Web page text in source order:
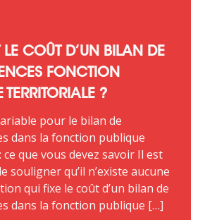
LE COÛT D’UN BILAN DE
FONCTION
TERRITORIALE ?
pour le bilan de
dans la fonction publique
que vous devez savoir Il est
souligner qu’il n’existe aucune
qui fixe le coût d’un bilan de
dans la fonction publique […]